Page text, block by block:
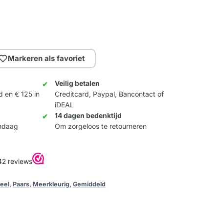
Markeren als favoriet
en € 125 in
Veilig betalen
Creditcard, Paypal, Bancontact of
iDEAL
14 dagen bedenktijd
Om zorgeloos te retourneren
, Paars, Meerkleurig, Gemiddeld